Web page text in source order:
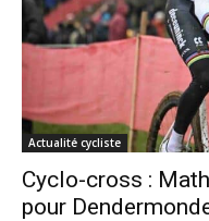
Actualité cycliste
Cyclo-cross :
pour